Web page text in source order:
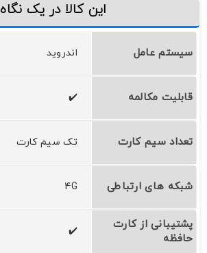
این کالا در یک نگاه
سیستم عامل اندروید
قابلیت مکالمه ✔️
تعداد سیم کارت تک سیم کارت
شبکه های ارتباطی 4G
پشتیبانی از کارت
حافظه
✔️